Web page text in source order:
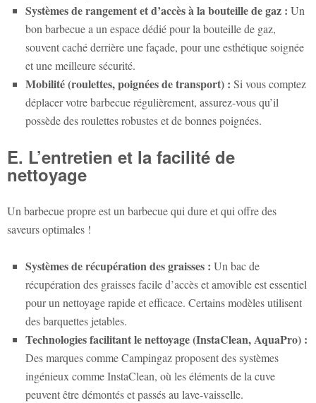
Systèmes de rangement et d’accès à la bouteille de gaz : Un
bon barbecue a un espace dédié pour la bouteille de gaz,
souvent caché derrière une façade, pour une esthétique soignée
et une meilleure sécurité.
Mobilité (roulettes, poignées de transport) : Si vous comptez
déplacer votre barbecue régulièrement, assurez-vous qu’il
possède des roulettes robustes et de bonnes poignées.
E. L’entretien et la facilité de
nettoyage
Un barbecue propre est un barbecue qui dure et qui offre des
saveurs optimales !
Systèmes de récupération des graisses : Un bac de
récupération des graisses facile d’accès et amovible est essentiel
pour un nettoyage rapide et efficace. Certains modèles utilisent
des barquettes jetables.
Technologies facilitant le nettoyage (InstaClean, AquaPro) :
Des marques comme Campingaz proposent des systèmes
ingénieux comme InstaClean, où les éléments de la cuve
peuvent être démontés et passés au lave-vaisselle.